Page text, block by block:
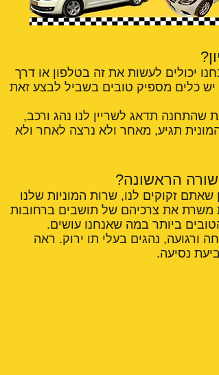
יכולים לעשות את זה בטלפון או דרך
כלים מספיק טובים בשביל לבצע זאת
שהתחנה תדאג לשריין לנו נהג ורכב,
תגיע, מאחר ולא נרצה לאחר ולא
הראשונה?
שאתם זקוקים לנו, שרות המוניות שלנו
משרת את צרכיהם של תושבים ברחובות
ביותר במה שאנחנו עושים.
ורגועה, נהגים בעלי תו ירוק. ראה
נסיעה.